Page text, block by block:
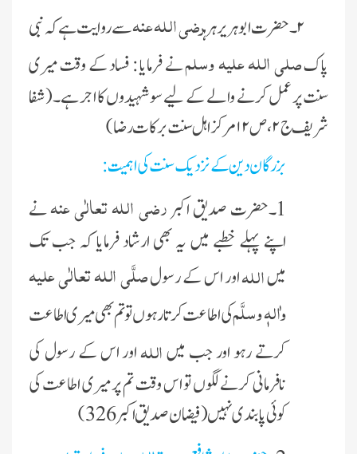
۲۔ حضرت ابوہریرہرہ
رضی اللہ عنہسے روایت ہے کہ نبی
پاکصلی اللہ علیہ وسلمنے فرمایا : فساد کے وقت میری
سنت پر عمل کرنے والے کے لیے سوشہیدوں کا اجر ہے۔( شفا
شریف ج ۲، ص ۱۲ مرکز اہل سنت برکات رضا)
بزرگان دین کے نزدیک سنت کی اہمیت :
1۔حضرت صدیق اکبر
رضی اللہ تعالٰی عنہنے
اپنے پہلے خطبے میں یہ بھی ارشاد فرمایا کہ جب تک
میںاللہاور اس کے رسولصلَّی اللہ تعالٰی علیہ
واٰلہٖ وسلَّمکی اطاعت کرتا رہوں تو تم بھی میری اطاعت
کرتے رہو اور جب میںاللہاور اس کے رسول کی
نافرمانی کرنے لگوں تو اس وقت تم پر میری اطاعت کی
کوئی پابندی نہیں (فیضان صدیق اکبر 326)